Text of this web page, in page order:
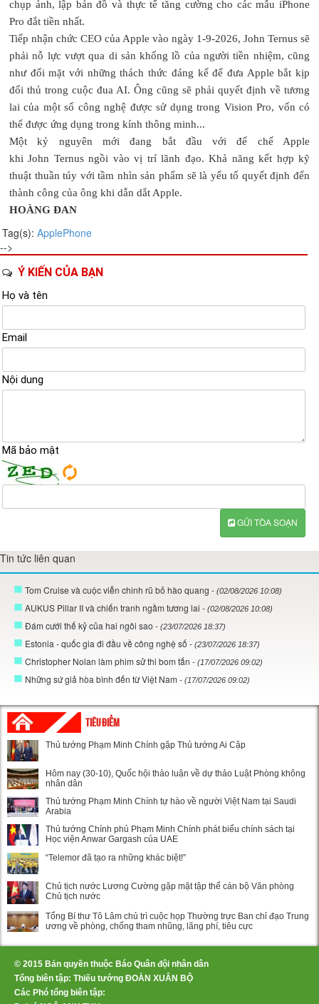
chụp ảnh, lập bản đồ và thực tế tăng cường cho các mẫu iPhone
Pro đắt tiền nhất.
Tiếp nhận chức CEO của Apple vào ngày 1-9-2026, John Ternus sẽ
phải nỗ lực vượt qua di sản khổng lồ của người tiền nhiệm, cũng
như đối mặt với những thách thức đáng kể để đưa Apple bắt kịp
đối thủ trong cuộc đua AI. Ông cũng sẽ phải quyết định về tương
lai của một số công nghệ được sử dụng trong Vision Pro, vốn có
thể được ứng dụng trong kính thông minh...
Một kỷ nguyên mới đang bắt đầu với đế chế Apple
khi John Ternus ngồi vào vị trí lãnh đạo. Khả năng kết hợp kỹ
thuật thuần túy với tầm nhìn sản phẩm sẽ là yếu tố quyết định đến
thành công của ông khi dẫn dắt Apple.
HOÀNG ĐAN
Tag(s): ApplePhone
-->
Ý KIẾN CỦA BẠN
Họ và tên
Email
Nội dung
Mã bảo mật
GỬI TÒA SOẠN
Tin tức liên quan
Tom Cruise và cuộc viễn chinh rũ bỏ hào quang - (02/08/2026 10:08)
AUKUS Pillar II và chiến tranh ngầm tương lai - (02/08/2026 10:08)
Đám cưới thế kỷ của hai ngôi sao - (23/07/2026 18:37)
Estonia - quốc gia đi đầu về công nghệ số - (23/07/2026 18:37)
Christopher Nolan làm phim sử thi bom tấn - (17/07/2026 09:02)
Những sứ giả hòa bình đến từ Việt Nam - (17/07/2026 09:02)
TIÊU ĐIỂM
Thủ tướng Phạm Minh Chính gặp Thủ tướng Ai Cập
Hôm nay (30-10), Quốc hội thảo luận về dự thảo Luật Phòng không
nhân dân
Thủ tướng Phạm Minh Chính tự hào về người Việt Nam tại Saudi
Arabia
Thủ tướng Chính phủ Phạm Minh Chính phát biểu chính sách tại
Học viện Anwar Gargash của UAE
“Telemor đã tạo ra những khác biệt!”
Chủ tịch nước Lương Cường gặp mặt tập thể cán bộ Văn phòng
Chủ tịch nước
Tổng Bí thư Tô Lâm chủ trì cuộc họp Thường trực Ban chỉ đạo Trung
ương về phòng, chống tham nhũng, lãng phí, tiêu cực
© 2015 Bản quyền thuộc Báo Quân đội nhân dân
Tổng biên tập: Thiếu tướng ĐOÀN XUÂN BỘ
Các Phó tổng biên tập: